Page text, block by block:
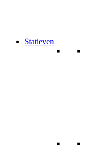
Statieven